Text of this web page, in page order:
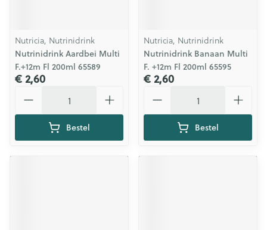
Nutricia, Nutrinidrink
Nutrinidrink Aardbei Multi
F.+12m Fl 200ml 65589
€ 2,60
Bestel
Nutricia, Nutrinidrink
Nutrinidrink Banaan Multi
F. +12m Fl 200ml 65595
€ 2,60
Bestel